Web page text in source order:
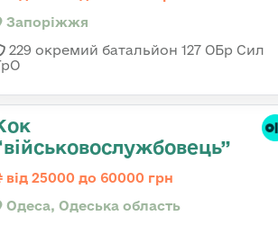
Запоріжжя
229 окремий батальйон 127 ОБр Сил
від 25000 до 60000 грн
Одеса, Одеська область